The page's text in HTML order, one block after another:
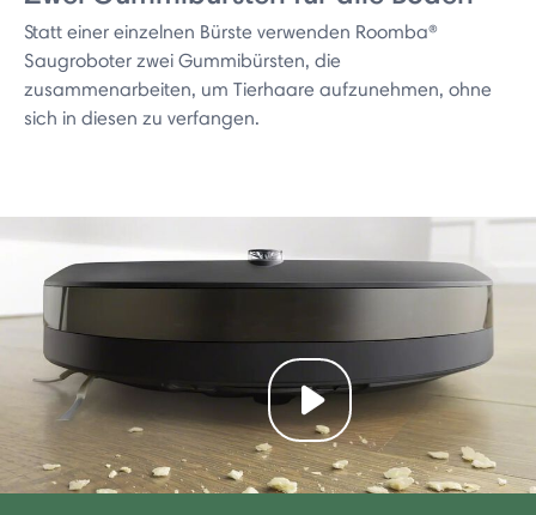
Statt einer einzelnen Bürste verwenden Roomba®
Saugroboter zwei Gummibürsten, die
zusammenarbeiten, um Tierhaare aufzunehmen, ohne
sich in diesen zu verfangen.
Play video